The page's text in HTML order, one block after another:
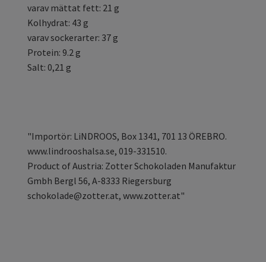
varav mättat fett: 21 g
Kolhydrat: 43 g
varav sockerarter: 37 g
Protein: 9.2 g
Salt: 0,21 g
"Importör: LiNDROOS, Box 1341, 701 13 ÖREBRO.
www.lindrooshalsa.se, 019-331510.
Product of Austria: Zotter Schokoladen Manufaktur
Gmbh Bergl 56, A-8333 Riegersburg
schokolade@zotter.at, www.zotter.at"